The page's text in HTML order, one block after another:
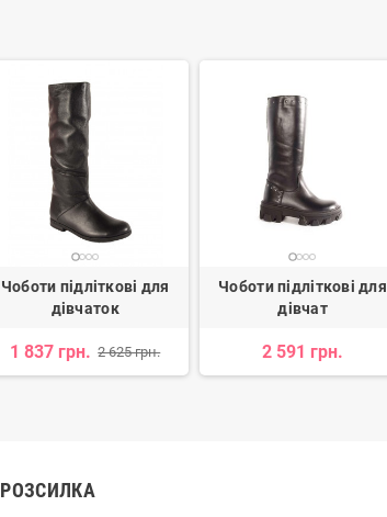
Чоботи підліткові для
дівчаток
1 837 грн. 2 625 грн.
Чоботи підліткові для
дівчат
2 591 грн.
РОЗСИЛКА